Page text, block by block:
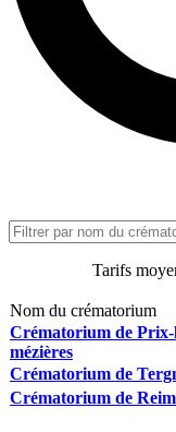
Tarifs
Nom du crématorium
Crématorium de Prix-
mézières
Crématorium de
Crématorium de